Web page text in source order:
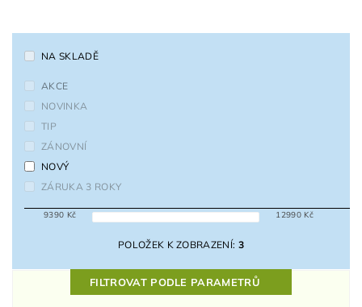
NA SKLADĚ
AKCE
NOVINKA
TIP
ZÁNOVNÍ
NOVÝ
ZÁRUKA 3 ROKY
9390 Kč 12990Kč
POLOŽEK K ZOBRAZENÍ: 3
FILTROVAT PODLE PARAMETRŮ